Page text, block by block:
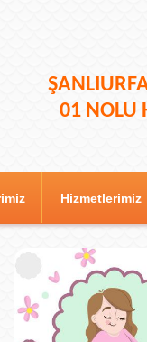
01 NOLU
Hizmetlerimiz